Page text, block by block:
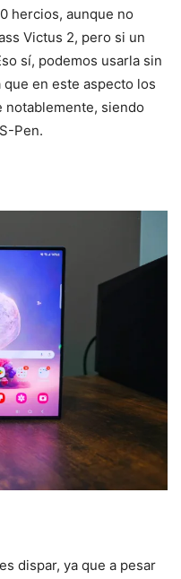
hercios, aunque no
Victus 2, pero si un
sí, podemos usarla sin
en este aspecto los
notablemente, siendo
Pen.
dispar, ya que a pesar